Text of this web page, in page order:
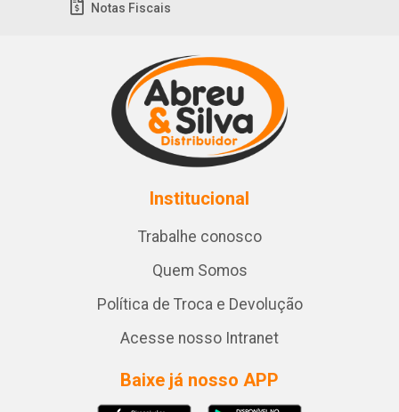
Notas Fiscais
Institucional
Trabalhe conosco
Quem Somos
Política de Troca e Devolução
Acesse nosso Intranet
Baixe já nosso APP